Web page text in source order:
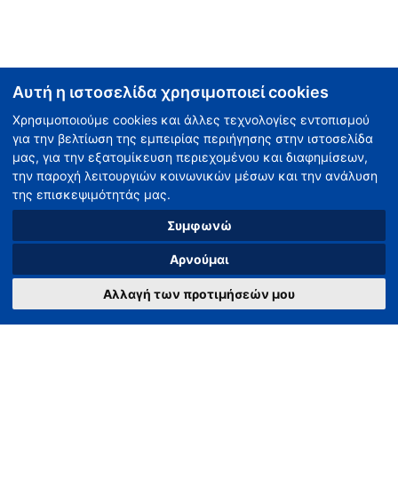
Αυτή η ιστοσελίδα χρησιμοποιεί cookies
Χρησιμοποιούμε cookies και άλλες τεχνολογίες εντοπισμού
για την βελτίωση της εμπειρίας περιήγησης στην ιστοσελίδα
μας, για την εξατομίκευση περιεχομένου και διαφημίσεων,
την παροχή λειτουργιών κοινωνικών μέσων και την ανάλυση
της επισκεψιμότητάς μας.
Συμφωνώ
Αρνούμαι
Αλλαγή των προτιμήσεών μου